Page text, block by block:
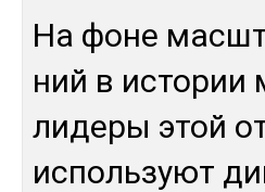
На фо­не
ний в
ли­де­ры этой
ис­поль­зуют